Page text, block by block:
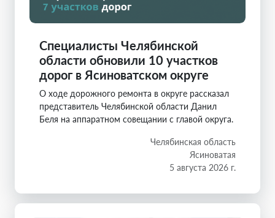
Специалисты Челябинской
области обновили 10 участков
дорог в Ясиноватском округе
О ходе дорожного ремонта в округе рассказал
представитель Челябинской области Данил
Беля на аппаратном совещании с главой округа.
Челябинская область
Ясиноватая
5 августа 2026 г.